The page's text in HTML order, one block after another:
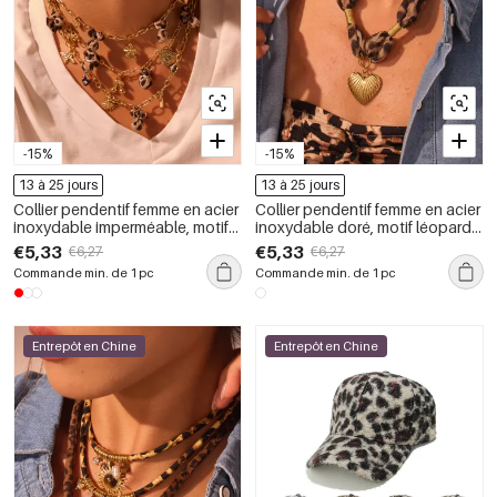
-15%
13 à 25 jours
Collier pendentif femme en acier
inoxydable imperméable, motif
léopard et cœur de forme
irrégulière (1 pièce)
€5,33 €6,27
Commande min. de 1 pc
-15%
13 à 25 jours
Collier pendentif femme en acier
inoxydable doré, motif léopard
et cœur (1 pièce)
€5,33 €6,27
Commande min. de 1 pc
Entrepôt en Chine Entrepôt en Chine